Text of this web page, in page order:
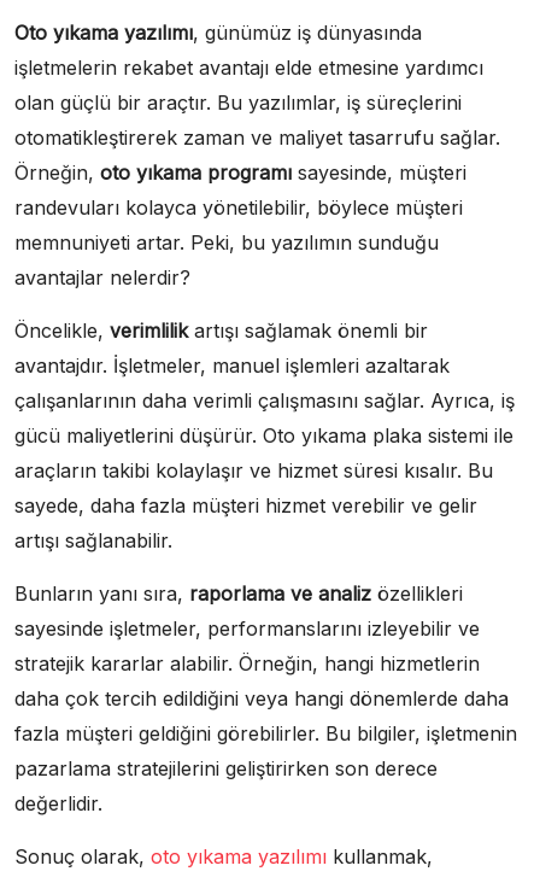
Oto yıkama yazılımı, günümüz iş dünyasında
işletmelerin rekabet avantajı elde etmesine yardımcı
olan güçlü bir araçtır. Bu yazılımlar, iş süreçlerini
otomatikleştirerek zaman ve maliyet tasarrufu sağlar.
Örneğin, oto yıkama programı sayesinde, müşteri
randevuları kolayca yönetilebilir, böylece müşteri
memnuniyeti artar. Peki, bu yazılımın sunduğu
avantajlar nelerdir?
Öncelikle, verimlilikartışı sağlamak önemli bir
avantajdır. İşletmeler, manuel işlemleri azaltarak
çalışanlarının daha verimli çalışmasını sağlar. Ayrıca, iş
gücü maliyetlerini düşürür. Oto yıkama plaka sistemi ile
araçların takibi kolaylaşır ve hizmet süresi kısalır. Bu
sayede, daha fazla müşteri hizmet verebilir ve gelir
artışı sağlanabilir.
Bunların yanı sıra, raporlama ve analiz özellikleri
sayesinde işletmeler, performanslarını izleyebilir ve
stratejik kararlar alabilir. Örneğin, hangi hizmetlerin
daha çok tercih edildiğini veya hangi dönemlerde daha
fazla müşteri geldiğini görebilirler. Bu bilgiler, işletmenin
pazarlama stratejilerini geliştirirken son derece
değerlidir.
Sonuç olarak, oto yıkama yazılımı kullanmak,